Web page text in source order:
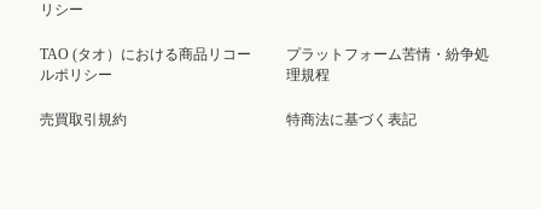
リシー
TAO (タオ）における商品リコー
ルポリシー
売買取引規約
プラットフォーム苦情・紛争処
理規程
特商法に基づく表記